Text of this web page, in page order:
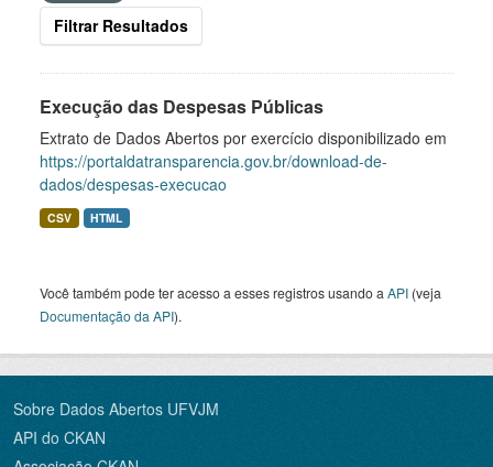
Filtrar Resultados
Execução das Despesas Públicas
Extrato de Dados Abertos por exercício disponibilizado em
https://portaldatransparencia.gov.br/download-de-
dados/despesas-execucao
CSV HTML
Você também pode ter acesso a esses registros usando a API (veja
Documentação da API).
Sobre Dados Abertos UFVJM
API do CKAN